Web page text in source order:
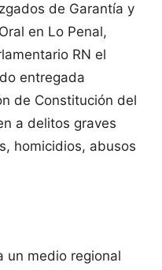
de Garantía y
en Lo Penal,
RN el
entregada
de Constitución del
a delitos graves
homicidios, abusos
un medio regional